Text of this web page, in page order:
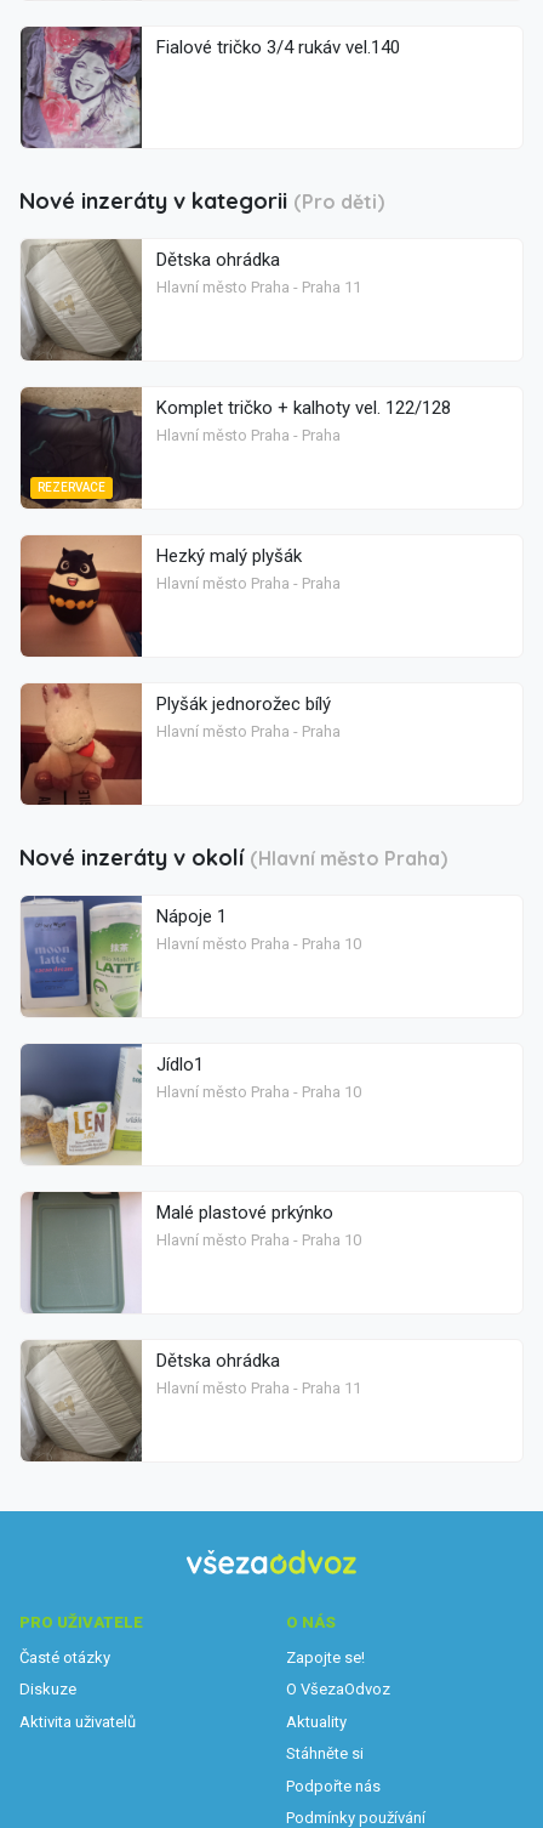
Fialové tričko 3/4 rukáv vel.140
Nové inzeráty v kategorii (Pro děti)
Dětska ohrádka
Hlavní město Praha - Praha 11
REZERVACE
Komplet tričko + kalhoty vel. 122/128
Hlavní město Praha - Praha
Hezký malý plyšák
Hlavní město Praha - Praha
Plyšák jednorožec bílý
Hlavní město Praha - Praha
Nové inzeráty v okolí (Hlavní město Praha)
Nápoje 1
Hlavní město Praha - Praha 10
Jídlo1
Hlavní město Praha - Praha 10
Malé plastové prkýnko
Hlavní město Praha - Praha 10
Dětska ohrádka
Hlavní město Praha - Praha 11
PRO UŽIVATELE
Časté otázky
Diskuze
Aktivita uživatelů
O NÁS
Zapojte se!
O VšezaOdvoz
Aktuality
Stáhněte si
Podpořte nás
Podmínky používání